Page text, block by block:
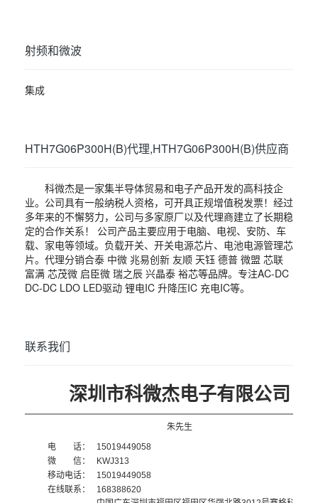
射频和微波
集成
HTH7G06P300H(B)代理,HTH7G06P300H(B)供应商
科微杰是一家集半导体贸易和电子产品开发的高科技企
业。公司具有一般纳税人资格，可开具正规增值税发票！经过
多年来的不懈努力，公司与多家原厂以及代理商建立了长期稳
定的合作关系！ 公司产品主要应用于电脑、电视、安防、车
载、家电等领域。负载开关、开关电源芯片、电池电源管理芯
片。代理分销合泰 中微 兆易创新 友顺 天钰 德普 微盟 芯联
富满 芯茂微 启臣微 瑞之辰 兴晶泰 裕芯等品牌。专注AC-DC
DC-DC LDO LED驱动 锂电IC 升降压IC 充电IC等。
联系我们
深圳市科微杰电子有限公司
朱先生
电 话：
15019449058
微 信：
KWJ313
移动电话：
15019449058
在线联系：
168388620